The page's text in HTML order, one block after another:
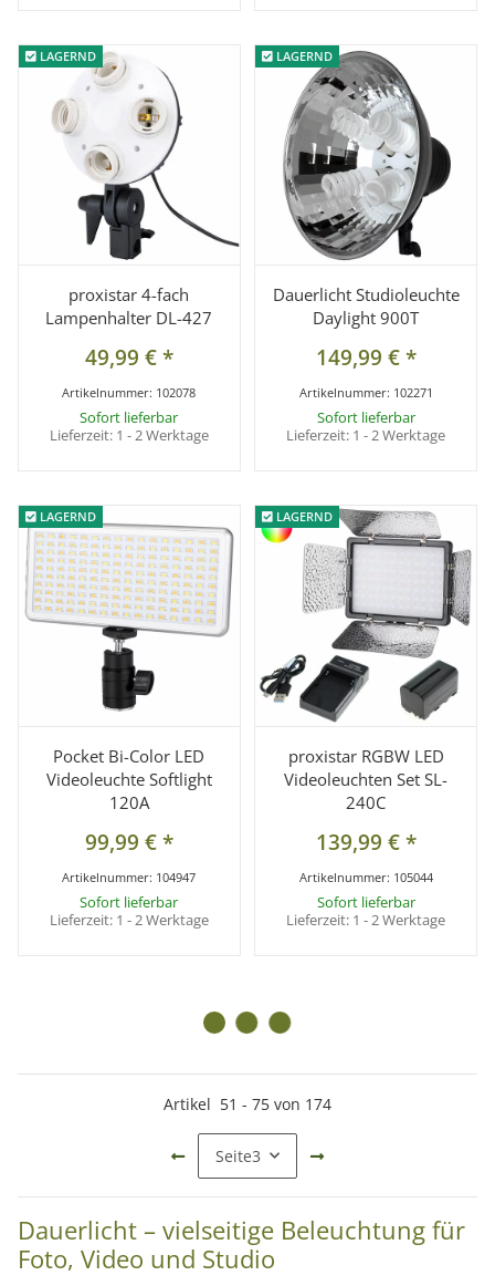
LAGERND
LAGERND
proxistar 4-fach
Lampenhalter DL-427
49,99 €*
Artikelnummer: 102078
Sofort lieferbar
Lieferzeit: 1 - 2 Werktage
LAGERND
LAGERND
Dauerlicht Studioleuchte
Daylight 900T
149,99 €*
Artikelnummer: 102271
Sofort lieferbar
Lieferzeit: 1 - 2 Werktage
LAGERND
LAGERND
Pocket Bi-Color LED
Videoleuchte Softlight
120A
99,99 €*
Artikelnummer: 104947
Sofort lieferbar
Lieferzeit: 1 - 2 Werktage
LAGERND
LAGERND
proxistar RGBW LED
Videoleuchten Set SL-
240C
139,99 €*
Artikelnummer: 105044
Sofort lieferbar
Lieferzeit: 1 - 2 Werktage
Artikel 51 - 75 von 174
Seite3
Dauerlicht – vielseitige Beleuchtung für
Foto, Video und Studio